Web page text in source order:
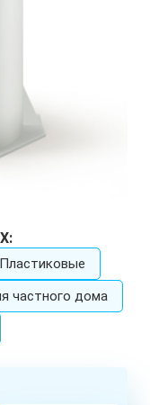
Пластиковые
частного дома